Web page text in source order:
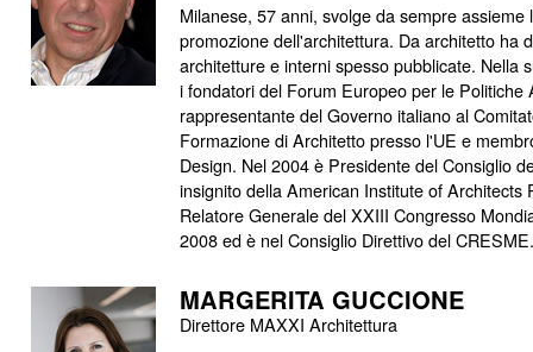
Milanese, 57 anni, svolge da sempre
promozione dell'architettura. Da architetto ha
architetture e interni spesso pubblicate. Nella
i fondatori del Forum Europeo per le Politiche
rappresentante del Governo italiano al
Formazione di Architetto presso l'UE e
Design. Nel 2004 è Presidente del Consiglio
insignito della American Institute of Architects
Relatore Generale del XXIII Congresso
2008 ed è nel Consiglio Direttivo del CRESME.
MARGERITA GUCCIONE
Direttore MAXXI Architettura